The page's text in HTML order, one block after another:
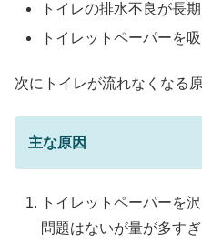
トイレの排水不良が長
トイレットペーパーを
次にトイレが流れなくなる
主な原因
トイレットペーパーを
問題はないが量が多すぎ